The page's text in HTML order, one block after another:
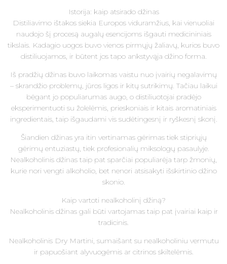
Istorija: kaip atsirado džinas
Distiliavimo ištakos siekia Europos viduramžius, kai vienuoliai
naudojo šį procesą augalų esencijoms išgauti medicininiais
tikslais. Kadagio uogos buvo vienos pirmųjų žaliavų, kurios buvo
distiliuojamos, ir būtent jos tapo ankstyvąja džino forma.
Iš pradžių džinas buvo laikomas vaistu nuo įvairių negalavimų
– skrandžio problemų, jūros ligos ir kitų sutrikimų. Tačiau laikui
bėgant jo populiarumas augo, o distiliuotojai pradėjo
eksperimentuoti su žolelėmis, prieskoniais ir kitais aromatiniais
ingredientais, taip išgaudami vis sudėtingesnį ir ryškesnį skonį.
Šiandien džinas yra itin vertinamas gėrimas tiek stipriųjų
gėrimų entuziastų, tiek profesionalių miksologų pasaulyje.
Nealkoholinis džinas taip pat sparčiai populiarėja tarp žmonių,
kurie nori vengti alkoholio, bet nenori atsisakyti išskirtinio džino
skonio.
Kaip vartoti nealkoholinį džiną?
Nealkoholinis džinas gali būti vartojamas taip pat įvairiai kaip ir
tradicinis.
Nealkoholinis Dry Martini, sumaišant su nealkoholiniu vermutu
ir papuošiant alyvuogėmis ar citrinos skiltelėmis.